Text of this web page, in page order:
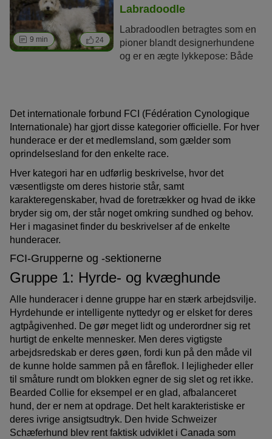
den usædvanlige hund: Boston
ledsagerhund, der med sin
opvakte natur og helt særlige
mimik spreder godt humør
9 min 24
Labradoodle
Labradoodlen betragtes som en
pioner blandt designerhundene
og er en ægte lykkepose: Både
for hundeejere.
Det internationale forbund FCI (Fédération Cynologique
Internationale) har gjort disse kategorier officielle. For hver
hunderace er der et medlemsland, som gælder som
oprindelsesland for den enkelte race.
Hver kategori har en udførlig beskrivelse, hvor det
væsentligste om deres historie står, samt
karakteregenskaber, hvad de foretrækker og hvad de ikke
bryder sig om, der står noget omkring sundhed og behov.
Her i magasinet finder du beskrivelser af de enkelte
hunderacer.
FCI-Grupperne og -sektionerne
Gruppe 1: Hyrde- og kvæghunde
Alle hunderacer i denne gruppe har en stærk arbejdsvilje.
Hyrdehunde er intelligente nyttedyr og er elsket for deres
agtpågivenhed. De gør meget lidt og underordner sig ret
hurtigt de enkelte mennesker. Men deres vigtigste
arbejdsredskab er deres gøen, fordi kun på den måde vil
de kunne holde sammen på en fåreflok. I lejligheder eller
til småture rundt om blokken egner de sig slet og ret ikke.
Bearded Collie for eksempel er en glad, afbalanceret
hund, der er nem at opdrage. Det helt karakteristiske er
deres ivrige ansigtsudtryk. Den hvide Schweizer
Schæferhund blev rent faktisk udviklet i Canada som